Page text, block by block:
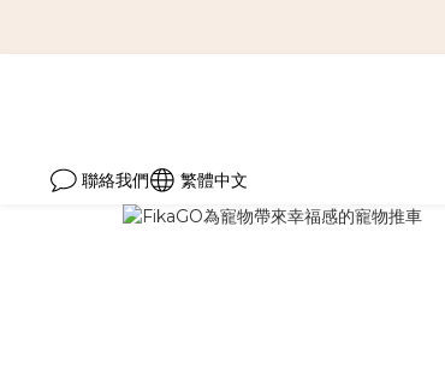
聯絡我們 繁體中文